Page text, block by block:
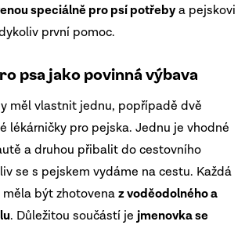
speciálně pro psí potřebya pejskovi
první pomoc.
psa jako povinná výbava
měl vlastnit jednu, popřípadě dvě
lékárničky pro pejska. Jednu je vhodné
a druhou přibalit do cestovního
se s pejskem vydáme na cestu. Každá
měla být zhotovenaz voděodolného a
. Důležitou součástí je jmenovka se